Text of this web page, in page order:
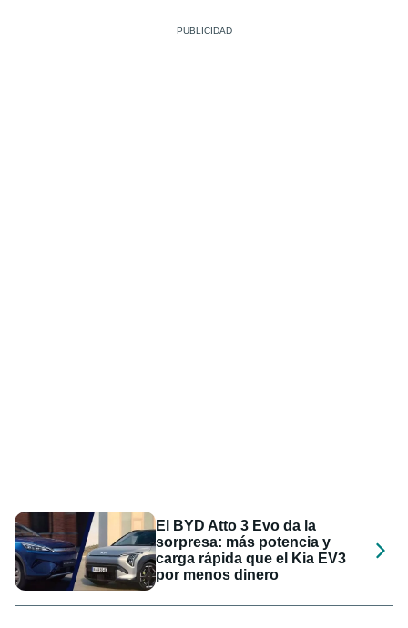
El BYD Atto 3 Evo da la
sorpresa: más potencia y
carga rápida que el Kia EV3
por menos dinero